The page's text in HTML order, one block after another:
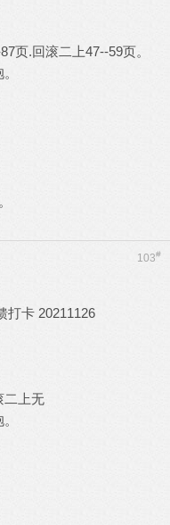
页.回滚二上47--59页。
103#
打卡 20211126
二上无